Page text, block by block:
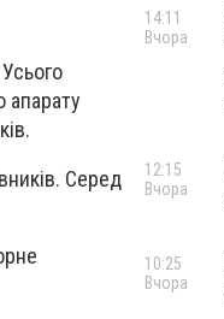
апарату
Серед
14:11
Вчора
12:15
Вчора
10:25
Вчора